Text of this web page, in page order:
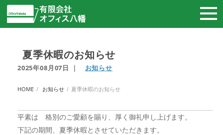
夏季休暇のお知らせ
2025年08月07日 ｜ お知らせ
HOME お知らせ 夏季休暇のお知らせ
平素は 格別のご愛顧を賜り、厚く御礼申し上げます。
下記の期間、夏季休暇とさせていただきます。